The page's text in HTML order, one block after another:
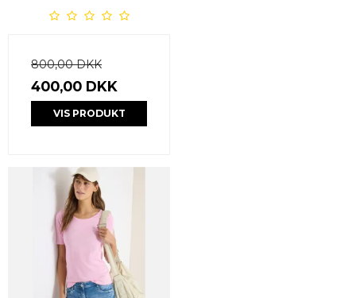
800,00 DKK
400,00 DKK
VIS PRODUKT